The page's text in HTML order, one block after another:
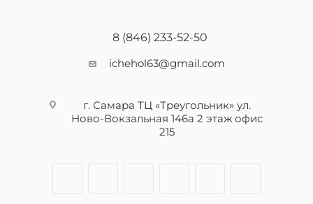
8 (846) 233-52-50
ichehol63@gmail.com
г. Самара ТЦ «Треугольник» ул.
Ново-Вокзальная 146а 2 этаж офис
215